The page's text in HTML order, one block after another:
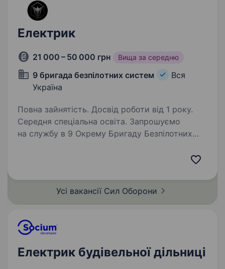
Електрик
21 000 – 50 000 грн Вища за середню
9 бригада безпілотних систем
Вся
Україна
Повна зайнятість. Досвід роботи від 1 року.
Середня спеціальна освіта. Запрошуємо
на службу в 9 Окрему Бригаду Безпілотних
підрозділ і шукаємо відданих та мотивованих
війни. Якщо ти хочеш стати частиною…
Усі вакансії Сил Оборони
Електрик будівельної дільниці